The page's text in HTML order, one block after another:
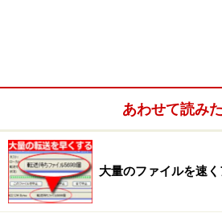
る場合は、自分のPC上では展開せずに（
ルのままアップロードすれば良いでしょう
（注）この方法は、TelnetやSSH
インできるサービスが提供されて
いと使えません。
あわせて読み
大量のファイルを速